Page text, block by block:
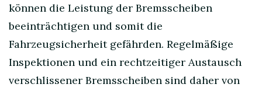
können die Leistung der Bremsscheiben
beeinträchtigen und somit die
Fahrzeugsicherheit gefährden. Regelmäßige
Inspektionen und ein rechtzeitiger Austausch
verschlissener Bremsscheiben sind daher von